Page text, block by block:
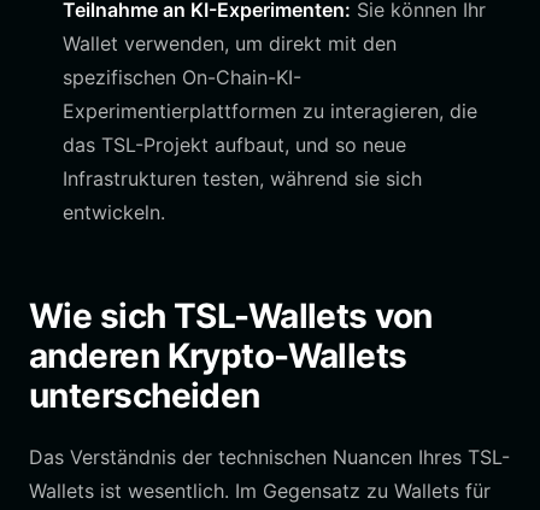
Teilnahme an KI-Experimenten: Sie können Ihr
Wallet verwenden, um direkt mit den
spezifischen On-Chain-KI-
Experimentierplattformen zu interagieren, die
das TSL-Projekt aufbaut, und so neue
Infrastrukturen testen, während sie sich
entwickeln.
Wie sich TSL-Wallets von
anderen Krypto-Wallets
unterscheiden
Das Verständnis der technischen Nuancen Ihres TSL-
Wallets ist wesentlich. Im Gegensatz zu Wallets für